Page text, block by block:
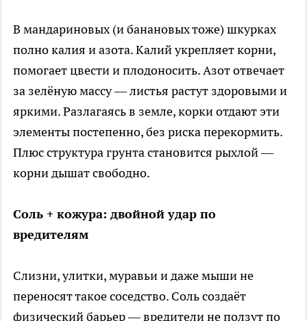
В мандариновых (и банановых тоже) шкурках
полно калия и азота. Калий укрепляет корни,
помогает цвести и плодоносить. Азот отвечает
за зелёную массу — листья растут здоровыми и
яркими. Разлагаясь в земле, корки отдают эти
элементы постепенно, без риска перекормить.
Плюс структура грунта становится рыхлой —
корни дышат свободно.
Соль + кожура: двойной удар по
вредителям
Слизни, улитки, муравьи и даже мыши не
переносят такое соседство. Соль создаёт
физический барьер — вредители не ползут по